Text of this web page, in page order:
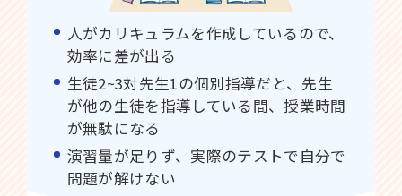
人がカリキュラムを作成しているので、
効率に差が出る
生徒2~3対先生1の個別指導だと、先生
が他の生徒を指導している間、授業時間
が無駄になる
演習量が足りず、実際のテストで自分で
問題が解けない